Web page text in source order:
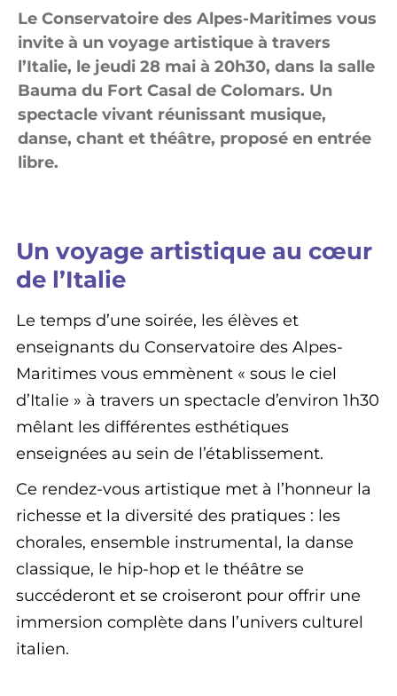
Le Conservatoire des Alpes-Maritimes vous
invite à un voyage artistique à travers
l’Italie, le jeudi 28 mai à 20h30, dans la salle
Bauma du Fort Casal de Colomars. Un
spectacle vivant réunissant musique,
danse, chant et théâtre, proposé en entrée
libre.
Un voyage artistique au cœur
de l’Italie
Le temps d’une soirée, les élèves et
enseignants du Conservatoire des Alpes-
Maritimes vous emmènent « sous le ciel
d’Italie » à travers un spectacle d’environ 1h30
mêlant les différentes esthétiques
enseignées au sein de l’établissement.
Ce rendez-vous artistique met à l’honneur la
richesse et la diversité des pratiques : les
chorales, ensemble instrumental, la danse
classique, le hip-hop et le théâtre se
succéderont et se croiseront pour offrir une
immersion complète dans l’univers culturel
italien.